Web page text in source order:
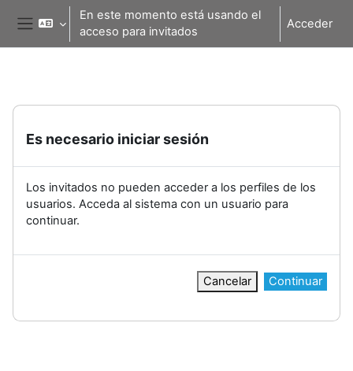
Salta al contenido principal
Panel lateral
En este momento está usando el
acceso para invitados
Acceder
Es necesario iniciar sesión
Los invitados no pueden acceder a los perfiles de los
usuarios. Acceda al sistema con un usuario para
continuar.
Cancelar Continuar